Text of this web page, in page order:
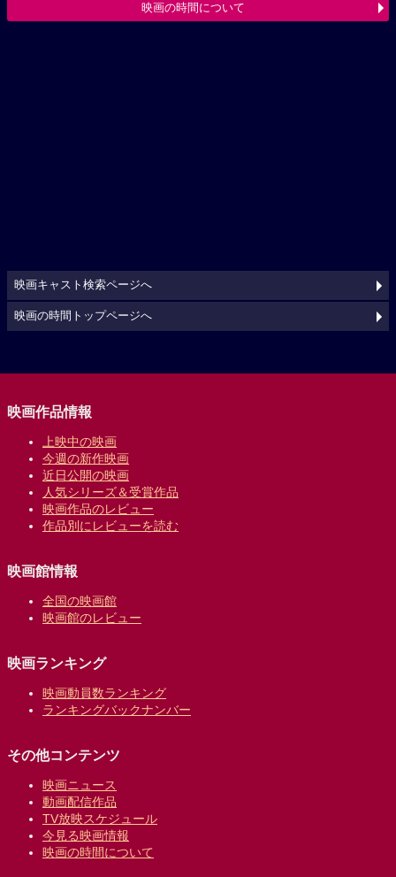
映画の時間について
映画キャスト検索ページへ
映画の時間トップページへ
映画作品情報
上映中の映画
今週の新作映画
近日公開の映画
人気シリーズ＆受賞作品
映画作品のレビュー
作品別にレビューを読む
映画館情報
全国の映画館
映画館のレビュー
映画ランキング
映画動員数ランキング
ランキングバックナンバー
その他コンテンツ
映画ニュース
動画配信作品
TV放映スケジュール
今見る映画情報
映画の時間について